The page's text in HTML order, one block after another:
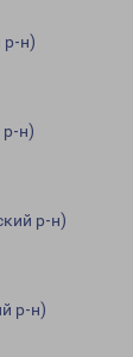
р-н)
н)
р-н)
р-н)